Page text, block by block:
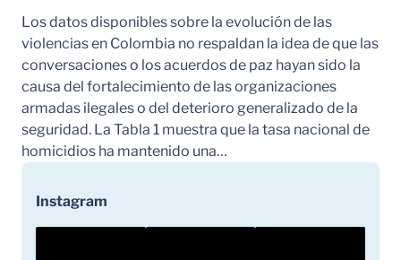
Los datos disponibles sobre la evolución de las
violencias en Colombia no respaldan la idea de que las
conversaciones o los acuerdos de paz hayan sido la
causa del fortalecimiento de las organizaciones
armadas ilegales o del deterioro generalizado de la
seguridad. La Tabla 1 muestra que la tasa nacional de
homicidios ha mantenido una…
Instagram